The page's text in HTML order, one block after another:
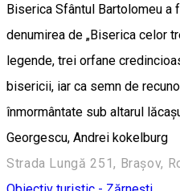
Biserica Sfântul Bartolomeu
denumirea de „Biserica celor
legende, trei orfane
bisericii, iar ca semn de
înmormântate sub altarul
Georgescu, Andrei kokelburg
Strada Lungă 251, Brașov,